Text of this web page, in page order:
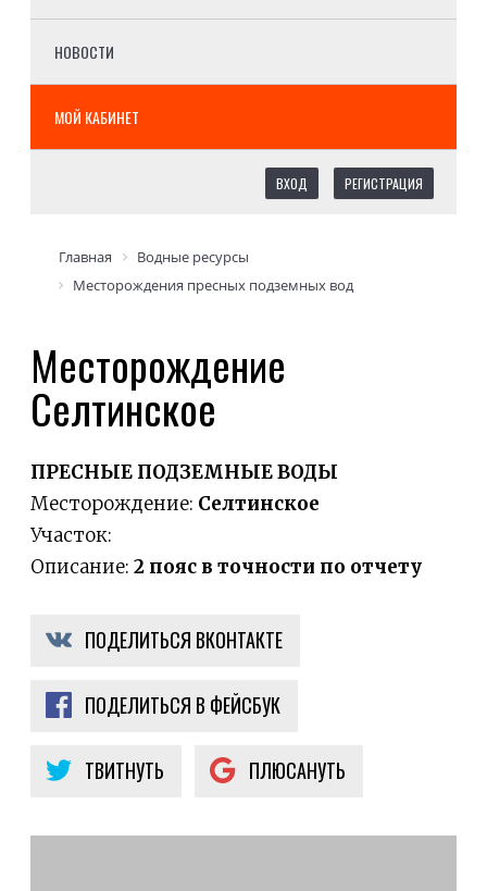
НОВОСТИ
МОЙ КАБИНЕТ
ВХОД РЕГИСТРАЦИЯ
Главная
Водные ресурсы
Месторождения пресных подземных вод
Месторождение
Селтинское
ПРЕСНЫЕ ПОДЗЕМНЫЕ ВОДЫ
Месторождение: Селтинское
Участок:
Описание: 2 пояс в точности по отчету
ПОДЕЛИТЬСЯ ВКОНТАКТЕ
ПОДЕЛИТЬСЯ В ФЕЙСБУК
ТВИТНУТЬ ПЛЮСАНУТЬ